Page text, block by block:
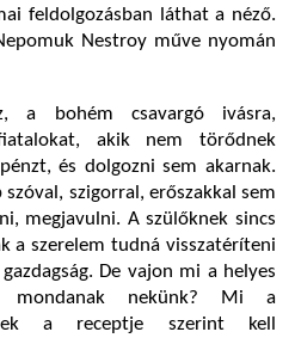
feldolgozásban láthat a néző.
Nestroy műve nyomán
a bohém csavargó ivásra,
akik nem törődnek
és dolgozni sem akarnak.
szigorral, erőszakkal sem
megjavulni. A szülőknek sincs
a szerelem tudná visszatéríteni
De vajon mi a helyes
nekünk? Mi a
a receptje szerint kell